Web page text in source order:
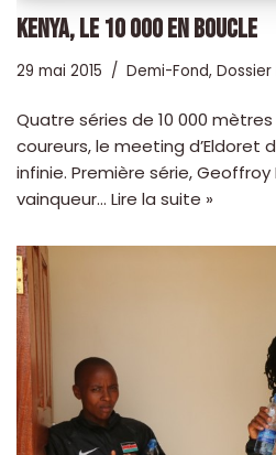
KENYA, LE 10 000 EN BOUCLE
29 mai 2015 Demi-Fond,
Quatre séries de 10 000
coureurs, le meeting d’Eldoret
infinie. Première série,
vainqueur… Lire la suite »